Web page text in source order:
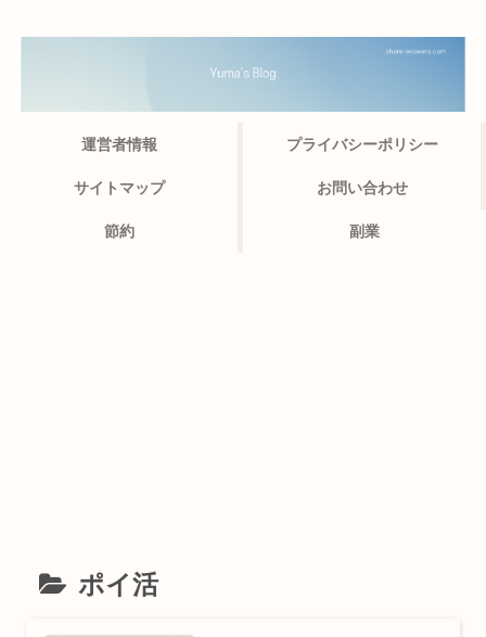
運営者情報 プライバシーポリシー
サイトマップ お問い合わせ
節約 副業
ポイ活